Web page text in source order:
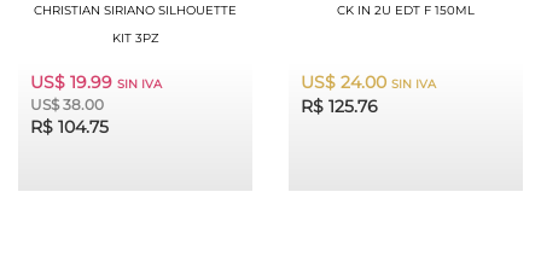
CHRISTIAN SIRIANO SILHOUETTE
KIT 3PZ
US$ 19.99 SIN IVA
US$ 38.00
R$ 104.75
CK IN 2U EDT F 150ML
US$ 24.00 SIN IVA
R$ 125.76